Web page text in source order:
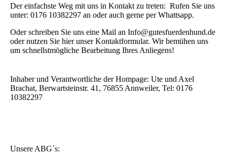
Der einfachste Weg mit uns in Kontakt zu treten: Rufen Sie uns
unter: 0176 10382297 an oder auch gerne per Whattsapp.
Oder schreiben Sie uns eine Mail an Info@gutesfuerdenhund.de
oder nutzen Sie hier unser Kontaktformular. Wir bemühen uns
um schnellstmögliche Bearbeitung Ihres Anliegens!
Inhaber und Verantwortliche der Hompage: Ute und Axel
Brachat, Berwartsteinstr. 41, 76855 Annweiler, Tel: 0176
10382297
Unsere ABG´s: